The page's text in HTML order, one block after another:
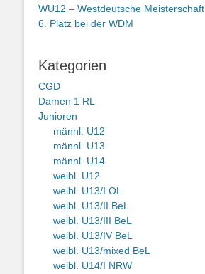
WU12 – Westdeutsche Meisterschaft
6. Platz bei der WDM
Kategorien
CGD
Damen 1 RL
Junioren
männl. U12
männl. U13
männl. U14
weibl. U12
weibl. U13/I OL
weibl. U13/II BeL
weibl. U13/III BeL
weibl. U13/IV BeL
weibl. U13/mixed BeL
weibl. U14/I NRW